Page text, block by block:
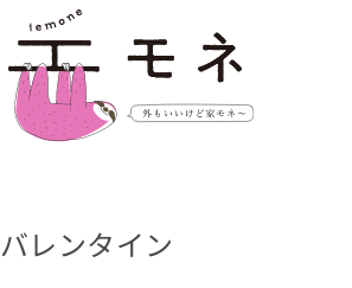
バレンタイン